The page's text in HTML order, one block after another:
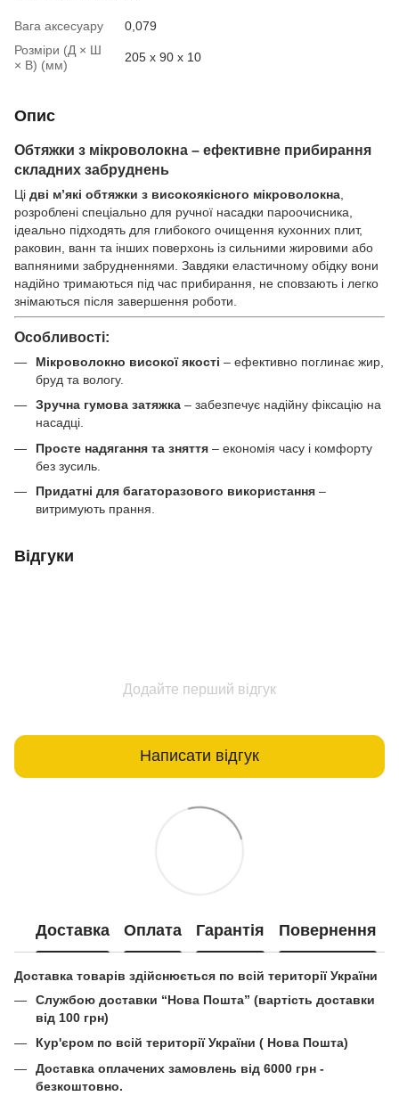
Вага аксесуару
0,079
Розміри (Д × Ш
× В) (мм)
205 x 90 x 10
Опис
Обтяжки з мікроволокна – ефективне прибирання
складних забруднень
Ці дві м’які обтяжки з високоякісного мікроволокна
розроблені спеціально для ручної насадки пароочисника,
ідеально підходять для глибокого очищення кухонних плит,
раковин, ванн та інших поверхонь із сильними жировими або
вапняними забрудненнями. Завдяки еластичному обідку вони
надійно тримаються під час прибирання, не сповзають і легко
знімаються після завершення роботи.
Особливості:
Мікроволокно високої якості – ефективно поглинає жир,
бруд та вологу.
Зручна гумова затяжка – забезпечує надійну фіксацію на
насадці.
Просте надягання та зняття – економія часу і комфорту
без зусиль.
Придатні для багаторазового використання –
витримують прання.
Відгуки
Додайте перший відгук
Написати відгук
Доставка Оплата Гарантія Повернення
Доставка товарів здійснюється по всій території України
Службою доставки “Нова Пошта” (вартість доставки
від 100 грн)
Кур'єром по всій території України ( Нова Пошта)
Доставка оплачених замовлень від 6000 грн -
безкоштовно.